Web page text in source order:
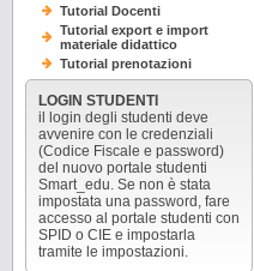
Tutorial Docenti
Tutorial export e import
materiale didattico
Tutorial prenotazioni
LOGIN STUDENTI
il login degli studenti deve
avvenire con le credenziali
(Codice Fiscale e password)
del nuovo portale studenti
Smart_edu. Se non è stata
impostata una password, fare
accesso al portale studenti con
SPID o CIE e impostarla
tramite le impostazioni.